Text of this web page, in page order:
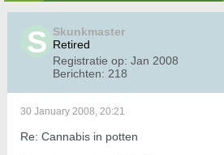
Skunkmaster
Retired
Registratie op: Jan 2008
Berichten: 218
30 January 2008, 20:21
Re: Cannabis in potten